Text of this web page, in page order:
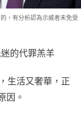
，有分析認為示威者未免受
的代罪羔羊
生活又奢華，正
因。